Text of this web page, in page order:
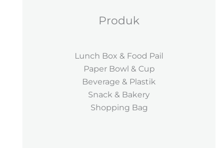
Produk
Lunch Box & Food Pail
Paper Bowl & Cup
Beverage & Plastik
Snack & Bakery
Shopping Bag